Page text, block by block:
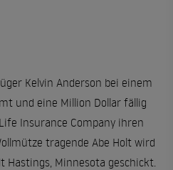
Kelvin Anderson bei einem
und eine Million Dollar fällig
Insurance Company ihren
tragende Abe Holt wird
Hastings, Minnesota geschickt.